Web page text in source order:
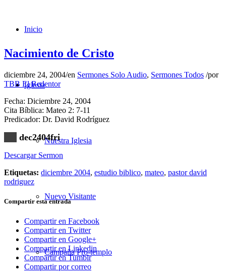
Inicio
Iglesia
Nuestra Iglesia
Nuevo Visitante
Campaña Pro-templo
Nacimiento de Cristo
diciembre 24, 2004/en Sermones Solo Audio, Sermones Todos /por
TBB El Redentor
Fecha: Diciembre 24, 2004
Cita Bíblica: Mateo 2: 7-11
Predicador: Dr. David Rodríguez
dec2404fri
Descargar Sermon
Etiquetas: diciembre 2004, estudio biblico, mateo, pastor david
rodriguez
Compartir esta entrada
Compartir en Facebook
Compartir en Twitter
Compartir en Google+
Compartir en Linkedin
Compartir en Tumblr
Compartir por correo